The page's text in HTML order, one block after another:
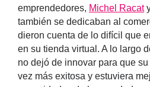
emprendedores, Michel Racat
también se dedicaban al
dieron cuenta de lo difícil que
en su tienda virtual. A lo largo
no dejó de innovar para que
vez más exitosa y estuviera